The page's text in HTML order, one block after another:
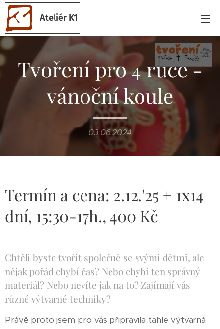
Ateliér K1
Tvoření pro 4 ruce -
vánoční koule
03.06.2024
Termín a cena: 2.12.'25 + 1x14
dní, 15:30-17h., 400 Kč
Chtěli byste tvořit společně se svými dětmi, ale
nějak pořád chybí čas? Nebo chybí ten správný
materiál? Nebo nevíte jak na to? Zajímají vás
různé výtvarné techniky?
Právě proto jsem pro vás připravila tahle výtvarná